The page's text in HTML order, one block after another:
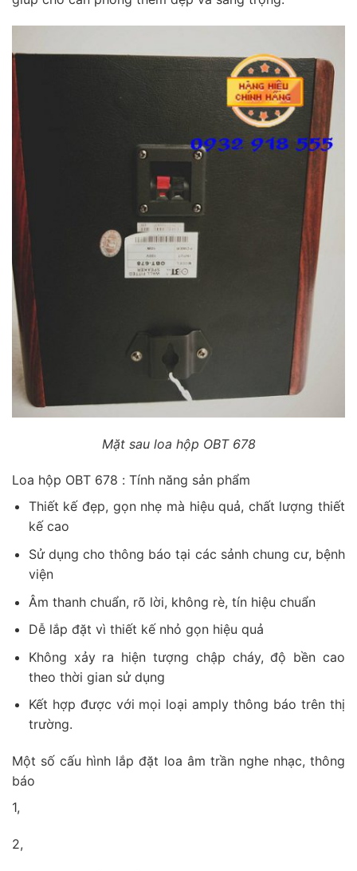
Mặt sau loa hộp OBT 678
Loa hộp OBT 678 : Tính năng sản phẩm
Thiết kế đẹp, gọn nhẹ mà hiệu quả, chất lượng thiết
kế cao
Sử dụng cho thông báo tại các sảnh chung cư, bệnh
viện
Âm thanh chuẩn, rõ lời, không rè, tín hiệu chuẩn
Dễ lắp đặt vì thiết kế nhỏ gọn hiệu quả
Không xảy ra hiện tượng chập cháy, độ bền cao
theo thời gian sử dụng
Kết hợp được với mọi loại amply thông báo trên thị
trường.
Một số cấu hình lắp đặt loa âm trần nghe nhạc, thông
báo
1,
2,